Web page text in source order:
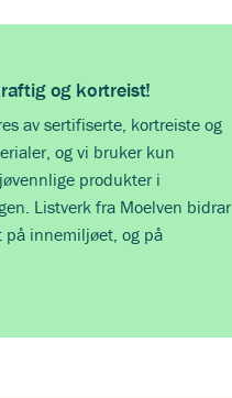
og kortreist!
av sertifiserte, kortreiste og
og vi bruker kun
produkter i
Listverk fra Moelven bidrar
innemiljøet, og på